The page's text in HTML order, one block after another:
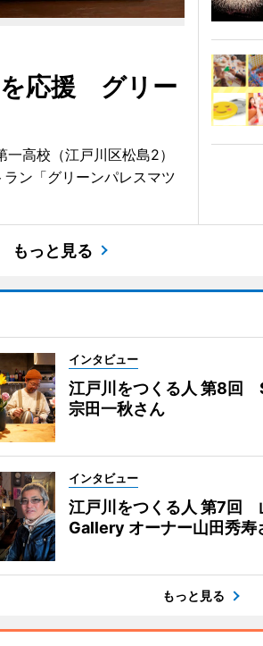
を応援 グリー
高校（江戸川区松島2）
ン「グリーンパレスマツ
もっと見る
インタビュー
江戸川をつくる人 第8
宗田一秋さん
インタビュー
江戸川をつくる人 第7回
Gallery オーナー山田秀寿
もっと見る